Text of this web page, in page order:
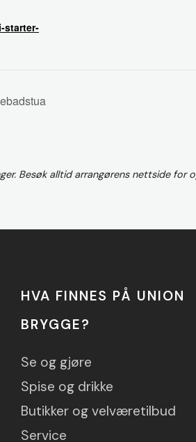
starter-
Besøk alltid arrangørens nettside
HVA FINNES PÅ UNION
BRYGGE?
Se og gjøre
Spise og drikke
Butikker og velværetilbud
Service